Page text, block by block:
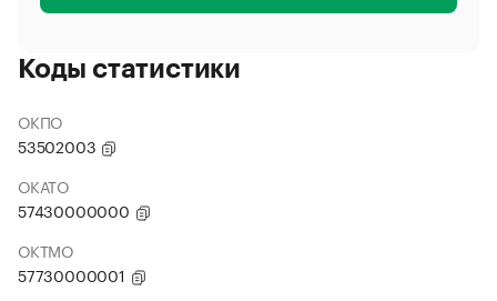
Коды статистики
ОКПО
53502003
ОКАТО
57430000000
ОКТМО
57730000001